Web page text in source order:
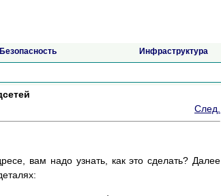
Безопасность Инфраструктура
След.
вам надо узнать, как это сделать? Далее